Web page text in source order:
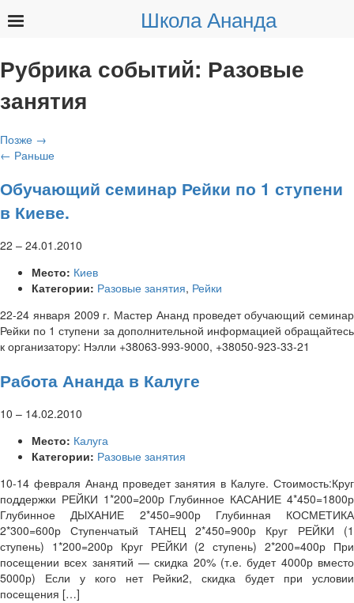
Школа Ананда
Рубрика событий: Разовые
занятия
Позже →
← Раньше
Обучающий семинар Рейки по 1 ступени
в Киеве.
22 – 24.01.2010
Место: Киев
Категории: Разовые занятия, Рейки
22-24 января 2009 г. Мастер Ананд проведет обучающий семинар
Рейки по 1 ступени за дополнительной информацией обращайтесь
к организатору: Нэлли +38063-993-9000, +38050-923-33-21
Работа Ананда в Калуге
10 – 14.02.2010
Место: Калуга
Категории: Разовые занятия
10-14 февраля Ананд проведет занятия в Калуге. Стоимость:Круг
поддержки РЕЙКИ 1*200=200p Глубинное КАСАНИЕ 4*450=1800р
Глубинное ДЫХАНИЕ 2*450=900р Глубинная КОСМЕТИКА
2*300=600р Ступенчатый ТАНЕЦ 2*450=900р Круг РЕЙКИ (1
ступень) 1*200=200р Круг РЕЙКИ (2 ступень) 2*200=400р При
посещении всех занятий — скидка 20% (т.е. будет 4000р вместо
5000р) Если у кого нет Рейки2, скидка будет при условии
посещения […]